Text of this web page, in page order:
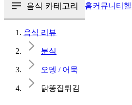
음식 카테고리 홈커뮤니티
음식 리뷰
분식
오뎅 / 어묵
닭똥집튀김